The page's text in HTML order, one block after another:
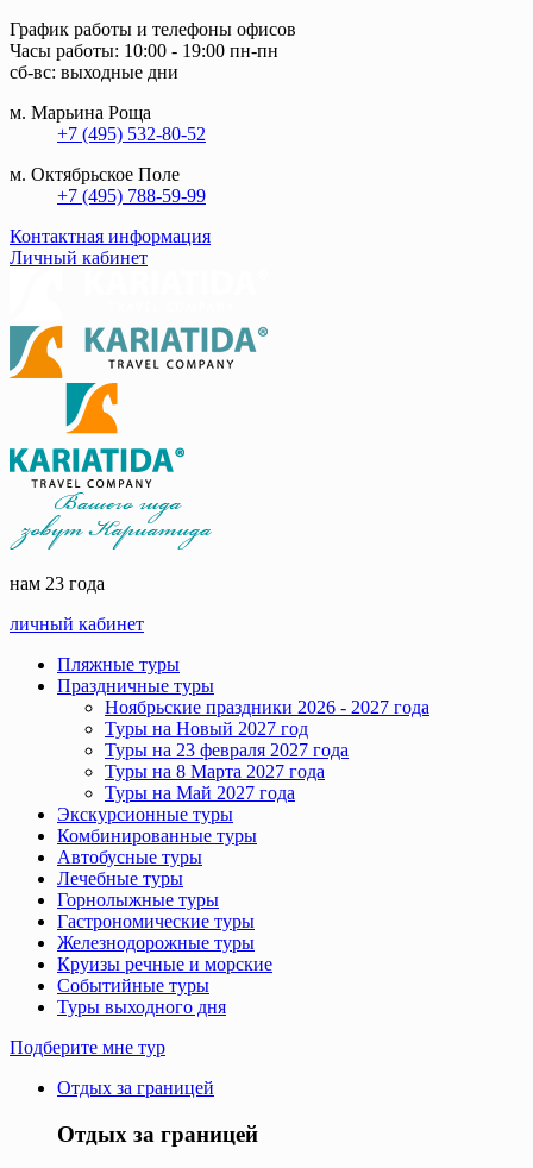
График работы и телефоны офисов
Часы работы: 10:00 - 19:00 пн-пн
сб-вс: выходные дни
м. Марьина Роща
+7 (495) 532-80-52
м. Октябрьское Поле
+7 (495) 788-59-99
Контактная информация
Личный кабинет
нам 23 года
личный кабинет
Пляжные туры
Праздничные туры
Ноябрьские праздники 2026 - 2027 года
Туры на Новый 2027 год
Туры на 23 февраля 2027 года
Туры на 8 Марта 2027 года
Туры на Май 2027 года
Экскурсионные туры
Комбинированные туры
Автобусные туры
Лечебные туры
Горнолыжные туры
Гастрономические туры
Железнодорожные туры
Круизы речные и морские
Событийные туры
Туры выходного дня
Подберите мне тур
Отдых за границей
Отдых за границей